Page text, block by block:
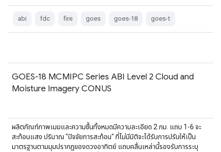
abi fdc fire goes goes-18 goes-t
GOES-18 MCMIPC Series ABI Level 2 Cloud and
Moisture Imagery CONUS
ผลิตภัณฑ์ภาพเมฆและความชื้นทั้งหมดมีความละเอียด 2 กม. แถบ 1-6 จะ
สะท้อนแสง ปริมาณ "ปัจจัยการสะท้อน" ที่ไม่มีมิติจะได้รับการปรับให้เป็น
มาตรฐานตามมุมปรากฏของดวงอาทิตย์ แถบคลื่นเหล่านี้รองรับการระบุ